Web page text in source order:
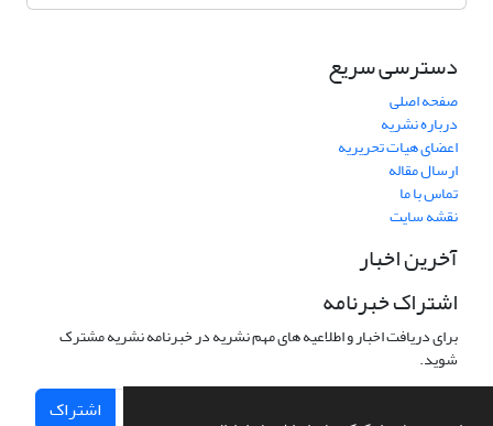
دسترسی سریع
صفحه اصلی
درباره نشریه
اعضای هیات تحریریه
ارسال مقاله
تماس با ما
نقشه سایت
آخرین اخبار
اشتراک خبرنامه
برای دریافت اخبار و اطلاعیه های مهم نشریه در خبرنامه نشریه مشترک
شوید.
اشتراک